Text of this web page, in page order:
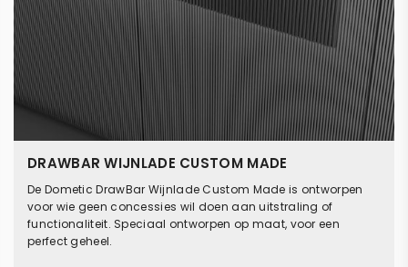
DRAWBAR WIJNLADE CUSTOM MADE
De Dometic DrawBar Wijnlade Custom Made is ontworpen
voor wie geen concessies wil doen aan uitstraling of
functionaliteit. Speciaal ontworpen op maat, voor een
perfect geheel.